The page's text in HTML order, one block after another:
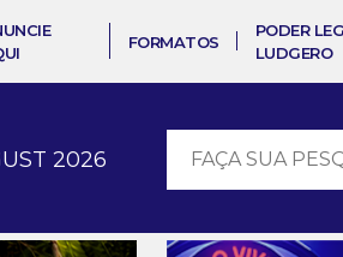
FORMATOS
PODER
LUDGERO
2026